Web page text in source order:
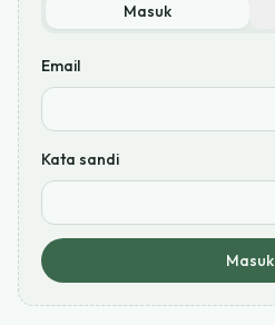
Masuk
Email
Kata sandi
Masuk